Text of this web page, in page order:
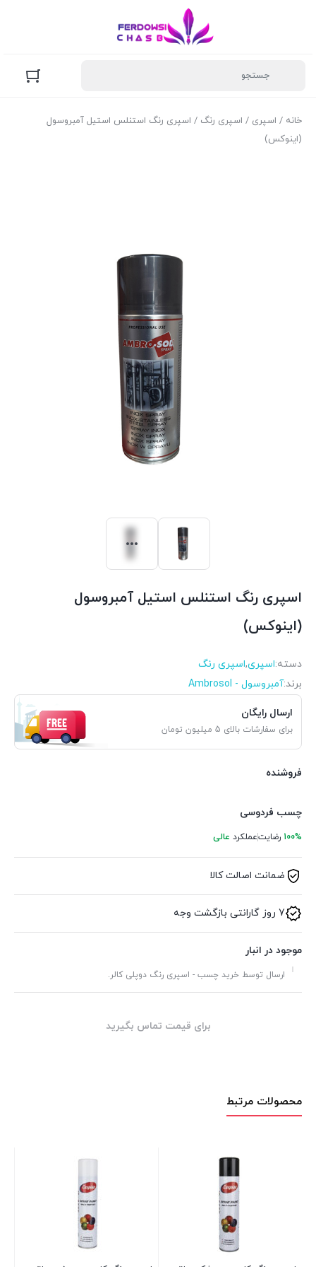
خانه / اسپری / اسپری رنگ / اسپری رنگ استنلس استیل آمبروسول
(اینوکس)
اسپری رنگ استنلس استیل آمبروسول
(اینوکس)
دسته:اسپری,اسپری رنگ
برند:آمبروسول - Ambrosol
ارسال رایگان
برای سفارشات بالای 5 میلیون تومان
فروشنده
چسب فردوسی
100% رضایتعملکرد عالی
ضمانت اصالت کالا
7 روز گارانتی بازگشت وجه
موجود در انبار
ارسال توسط خرید چسب - اسپری رنگ دوپلی کالر.
برای قیمت تماس بگیرید
محصولات مرتبط